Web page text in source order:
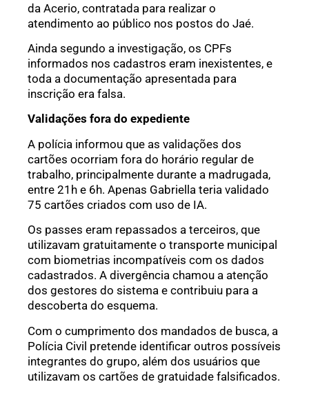
da Acerio, contratada para realizar o
atendimento ao público nos postos do Jaé.
Ainda segundo a investigação, os CPFs
informados nos cadastros eram inexistentes, e
toda a documentação apresentada para
inscrição era falsa.
Validações fora do expediente
A polícia informou que as validações dos
cartões ocorriam fora do horário regular de
trabalho, principalmente durante a madrugada,
entre 21h e 6h. Apenas Gabriella teria validado
75 cartões criados com uso de IA.
Os passes eram repassados a terceiros, que
utilizavam gratuitamente o transporte municipal
com biometrias incompatíveis com os dados
cadastrados. A divergência chamou a atenção
dos gestores do sistema e contribuiu para a
descoberta do esquema.
Com o cumprimento dos mandados de busca, a
Polícia Civil pretende identificar outros possíveis
integrantes do grupo, além dos usuários que
utilizavam os cartões de gratuidade falsificados.